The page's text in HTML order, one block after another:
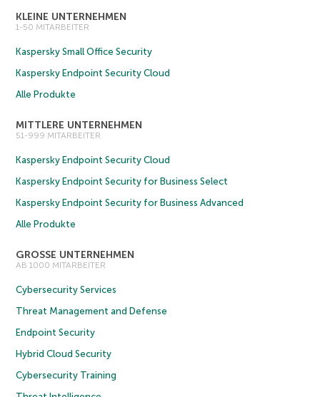
KLEINE UNTERNEHMEN
1-50 MITARBEITER
Kaspersky Small Office Security
Kaspersky Endpoint Security Cloud
Alle Produkte
MITTLERE UNTERNEHMEN
51-999 MITARBEITER
Kaspersky Endpoint Security Cloud
Kaspersky Endpoint Security for Business Select
Kaspersky Endpoint Security for Business Advanced
Alle Produkte
GROSSE UNTERNEHMEN
AB 1000 MITARBEITER
Cybersecurity Services
Threat Management and Defense
Endpoint Security
Hybrid Cloud Security
Cybersecurity Training